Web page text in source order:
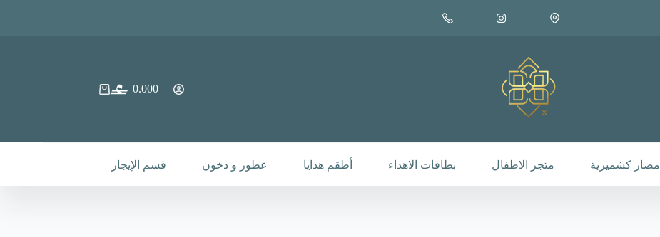
عربة
0.000
مصار كشميرية متجر الاطفال بطاقات الاهداء أطقم هدايا عطور و دخون قسم الإيجار